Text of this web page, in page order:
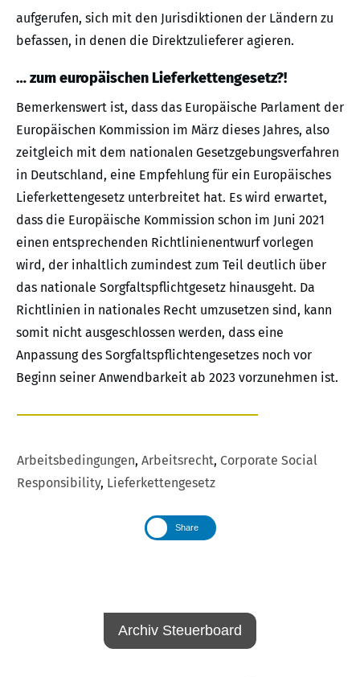
aufgerufen, sich mit den Jurisdiktionen der Ländern zu
befassen, in denen die Direktzulieferer agieren.
… zum europäischen Lieferkettengesetz?!
Bemerkenswert ist, dass das Europäische Parlament der
Europäischen Kommission im März dieses Jahres, also
zeitgleich mit dem nationalen Gesetzgebungsverfahren
in Deutschland, eine Empfehlung für ein Europäisches
Lieferkettengesetz unterbreitet hat. Es wird erwartet,
dass die Europäische Kommission schon im Juni 2021
einen entsprechenden Richtlinienentwurf vorlegen
wird, der inhaltlich zumindest zum Teil deutlich über
das nationale Sorgfaltspflichtgesetz hinausgeht. Da
Richtlinien in nationales Recht umzusetzen sind, kann
somit nicht ausgeschlossen werden, dass eine
Anpassung des Sorgfaltspflichtengesetzes noch vor
Beginn seiner Anwendbarkeit ab 2023 vorzunehmen ist.
Arbeitsbedingungen, Arbeitsrecht, Corporate Social
Responsibility, Lieferkettengesetz
Share
Archiv Steuerboard